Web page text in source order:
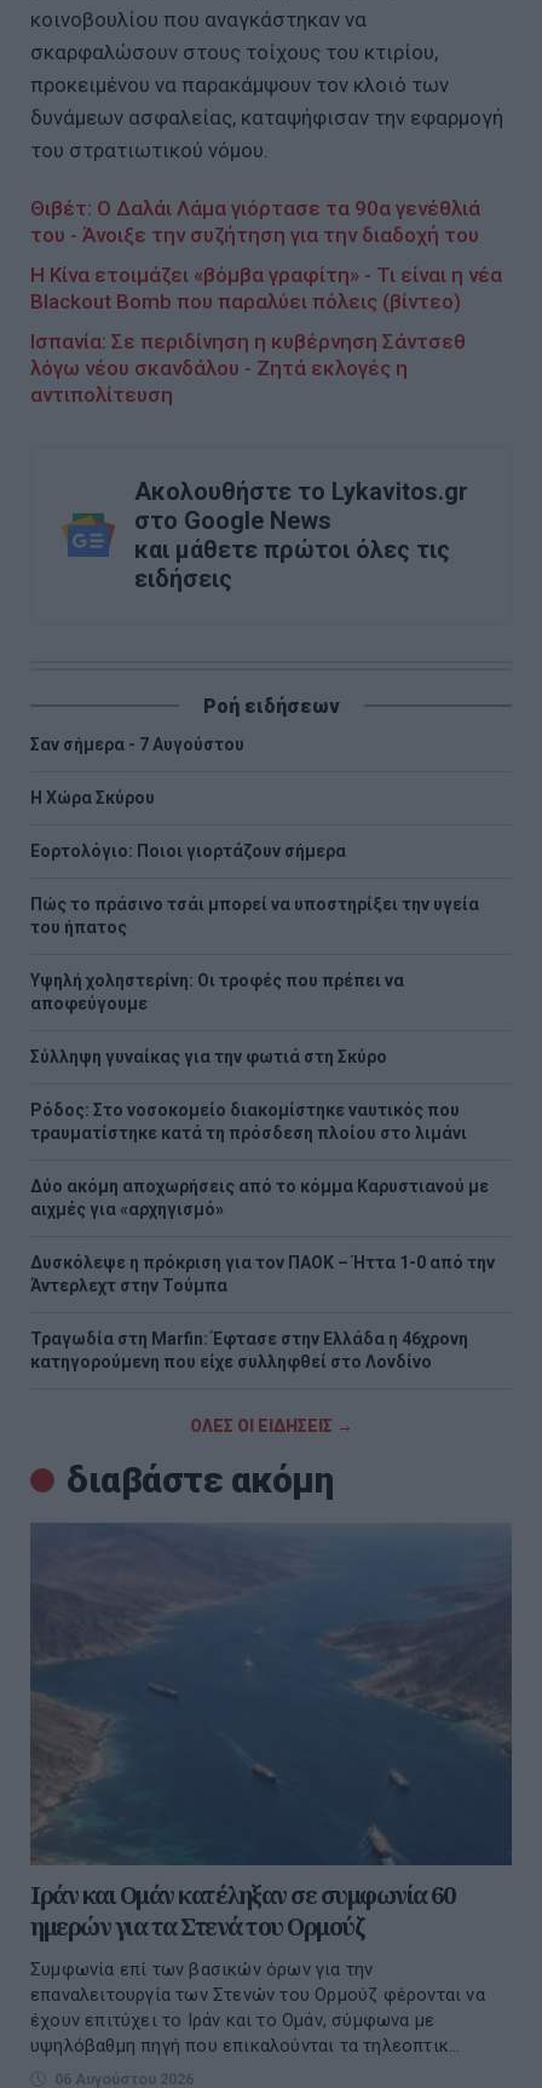
κοινοβουλίου που αναγκάστηκαν να
σκαρφαλώσουν στους τοίχους του κτιρίου,
προκειμένου να παρακάμψουν τον κλοιό των
δυνάμεων ασφαλείας, καταψήφισαν την εφαρμογή
του στρατιωτικού νόμου.
Θιβέτ: Ο Δαλάι Λάμα γιόρτασε τα 90α γενέθλιά
του - Άνοιξε την συζήτηση για την διαδοχή του
Η Κίνα ετοιμάζει «βόμβα γραφίτη» - Τι είναι η νέα
Blackout Bomb που παραλύει πόλεις (βίντεο)
Ισπανία: Σε περιδίνηση η κυβέρνηση Σάντσεθ
λόγω νέου σκανδάλου - Ζητά εκλογές η
αντιπολίτευση
Ακολουθήστε το Lykavitos.gr
στο Google News
και μάθετε πρώτοι όλες τις
ειδήσεις
Ροή ειδήσεων
Σαν σήμερα - 7 Αυγούστου
Η Χώρα Σκύρου
Εορτολόγιο: Ποιοι γιορτάζουν σήμερα
Πώς το πράσινο τσάι μπορεί να υποστηρίξει την υγεία
του ήπατος
Υψηλή χοληστερίνη: Οι τροφές που πρέπει να
αποφεύγουμε
Σύλληψη γυναίκας για την φωτιά στη Σκύρο
Ρόδος: Στο νοσοκομείο διακομίστηκε ναυτικός που
τραυματίστηκε κατά τη πρόσδεση πλοίου στο λιμάνι
Δύο ακόμη αποχωρήσεις από το κόμμα Καρυστιανού με
αιχμές για «αρχηγισμό»
Δυσκόλεψε η πρόκριση για τον ΠΑΟΚ – Ήττα 1-0 από την
Άντερλεχτ στην Τούμπα
Τραγωδία στη Marfin: Έφτασε στην Ελλάδα η 46χρονη
κατηγορούμενη που είχε συλληφθεί στο Λονδίνο
ΟΛΕΣ ΟΙ ΕΙΔΗΣΕΙΣ →
διαβάστε ακόμη
Ιράν και Ομάν κατέληξαν σε συμφωνία 60
ημερών για τα Στενά του Ορμούζ
Συμφωνία επί των βασικών όρων για την
επαναλειτουργία των Στενών του Ορμούζ φέρονται να
έχουν επιτύχει το Ιράν και το Ομάν, σύμφωνα με
υψηλόβαθμη πηγή που επικαλούνται τα τηλεοπτικ...
06 Αυγούστου 2026